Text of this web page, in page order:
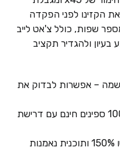
את הקזינו לפני הפקדה
שירות הלקוחות זמין 24/7 במספר שפות, כולל צ'אט לייב
ולהגדיר תקציב
– אפשרות לבדוק את
חבילת קבלת פנים עד 200% + 100 ספינים חינם עם דרישת
בונוסי רילוד שבועיים, בונוס קריפטו 150% ותוכנית נאמנות